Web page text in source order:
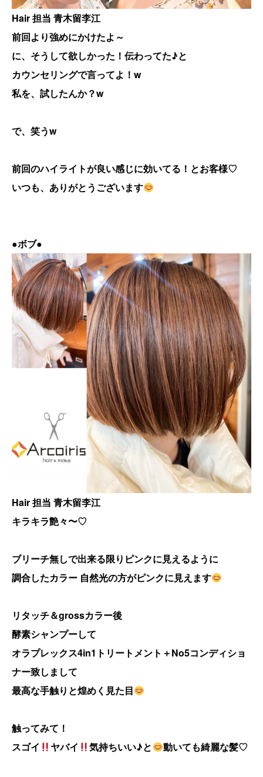
Hair 担当 青木留李江
前回より強めにかけたよ～
に、そうして欲しかった！伝わってた♪と
カウンセリングで言ってよ！w
私を、試したんか？w
で、笑うw
前回のハイライトが良い感じに効いてる！とお客様♡
いつも、ありがとうございます
●ボブ●
Hair 担当 青木留李江
キラキラ艶々〜♡
ブリーチ無しで出来る限りピンクに見えるように
調合したカラー 自然光の方がピンクに見えます
リタッチ＆grossカラー後
酵素シャンプーして
オラプレックス4in1トリートメント＋No5コンディショ
ナー致しまして
最高な手触りと煌めく見た目
触ってみて！
スゴイ
ヤバイ 気持ちいい♪と 動いても綺麗な髪♡